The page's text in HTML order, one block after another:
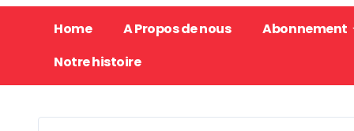
Home A Propos de nous Abonnement
Notre histoire